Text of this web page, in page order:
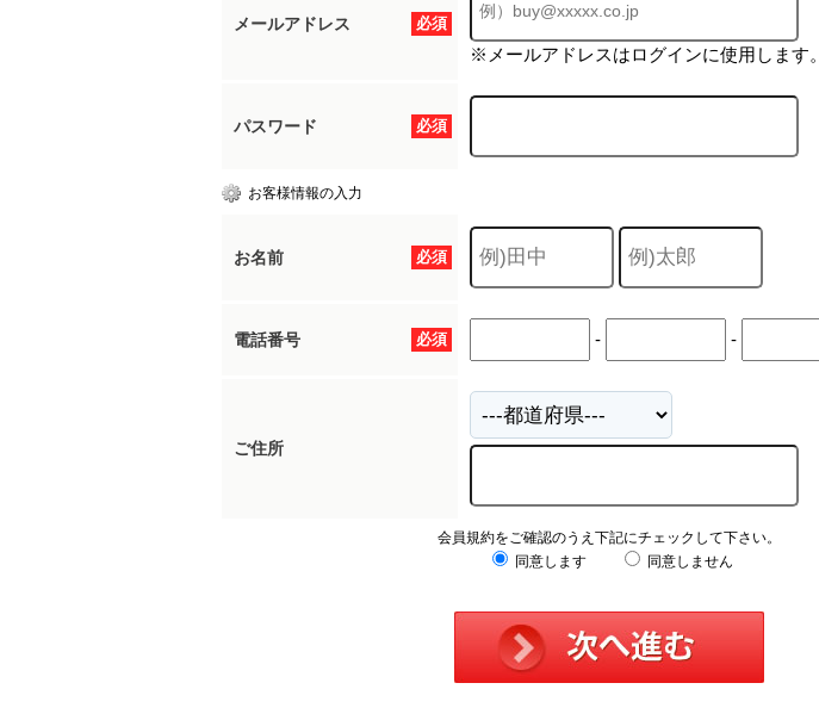
必須
メールアドレス
※メールアドレスはログインに使用します。
必須
パスワード
お客様情報の入力
必須
お名前
必須
電話番号 - -
ご住所
会員規約をご確認のうえ下記にチェックして下さい。
同意します
同意しません